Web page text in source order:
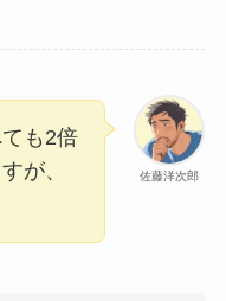
佐藤洋次郎
も2倍
が、